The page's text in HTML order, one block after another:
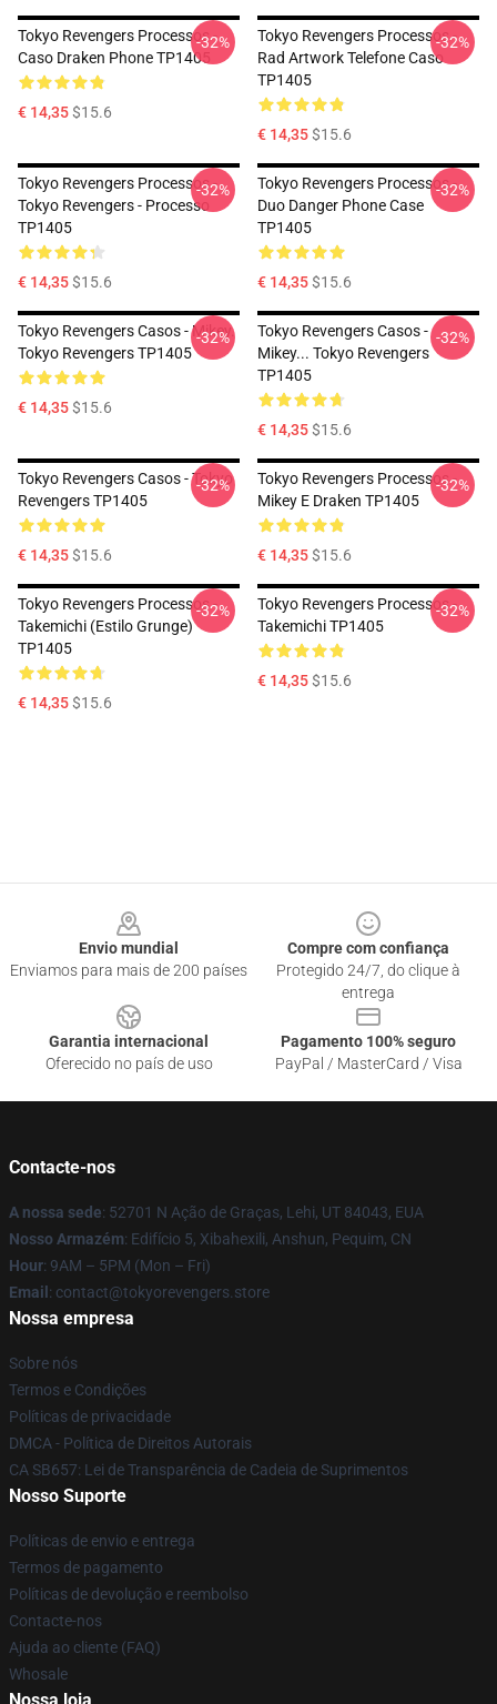
Tokyo Revengers Processos -
Caso Draken Phone TP1405
€ 14,35$15.6
-32%
Tokyo Revengers Processos -
Rad Artwork Telefone Caso
TP1405
€ 14,35$15.6
-32%
Tokyo Revengers Processos -
Tokyo Revengers - Processo
TP1405
€ 14,35$15.6
-32%
Tokyo Revengers Processos -
Duo Danger Phone Case
TP1405
€ 14,35$15.6
-32%
Tokyo Revengers Casos - Mikey.
Tokyo Revengers TP1405
€ 14,35$15.6
-32%
Tokyo Revengers Casos -
Mikey... Tokyo Revengers
TP1405
€ 14,35$15.6
-32%
Tokyo Revengers Casos - Tokyo
Revengers TP1405
€ 14,35$15.6
-32%
Tokyo Revengers Processos -
Mikey E Draken TP1405
€ 14,35$15.6
-32%
Tokyo Revengers Processos -
Takemichi (Estilo Grunge)
TP1405
€ 14,35$15.6
-32%
Tokyo Revengers Processos -
Takemichi TP1405
€ 14,35$15.6
-32%
Envio mundial
Enviamos para mais de 200 países
Compre com confiança
Protegido 24/7, do clique à
entrega
Garantia internacional
Oferecido no país de uso
Pagamento 100% seguro
PayPal / MasterCard / Visa
Contacte-nos
A nossa sede: 52701 N Ação de Graças, Lehi, UT 84043, EUA
Nosso Armazém: Edifício 5, Xibahexili, Anshun, Pequim, CN
Hour: 9AM – 5PM (Mon – Fri)
Email : contact@tokyorevengers.store
Nossa empresa
Sobre nós
Termos e Condições
Políticas de privacidade
DMCA - Política de Direitos Autorais
CA SB657: Lei de Transparência de Cadeia de Suprimentos
Nosso Suporte
Políticas de envio e entrega
Termos de pagamento
Políticas de devolução e reembolso
Contacte-nos
Ajuda ao cliente (FAQ)
Whosale